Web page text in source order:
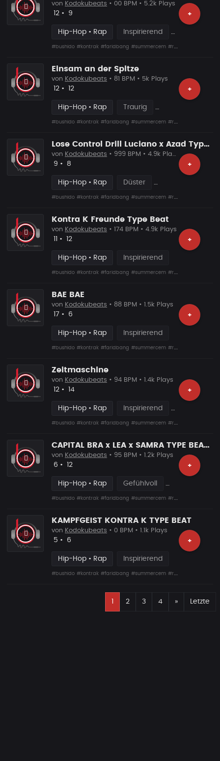
+
von Kodokubeats • 00 BPM • 5.2k Plays
Likes
12 • Vorgeschlagen
9
Hip-Hop • Rap Inspirierend
#bushido #kontrak #faridbang #summercem #rafcamora
Einsam an der Spitze
+
von Kodokubeats • 81 BPM • 5k Plays
Likes
12 • Vorgeschlagen
12
Hip-Hop • Rap Traurig
#bushido #kontrak #faridbang #summercem #rafcamora
Lose Control Drill Luciano x Azad Type Beat
+
von Kodokubeats • 999 BPM • 4.9k Plays
Likes
9 • Vorgeschlagen
8
Hip-Hop • Rap Düster
#bushido #kontrak #faridbang #summercem #rafcamora
Kontra K Freunde Type Beat
+
von Kodokubeats • 174 BPM • 4.9k Plays
Likes
• Vorgeschlagen
12
Hip-Hop • Rap Inspirierend
#bushido #kontrak #faridbang #summercem #rafcamora
BAE BAE
+
von Kodokubeats • 88 BPM • 1.5k Plays
Likes
17 • Vorgeschlagen
6
Hip-Hop • Rap Inspirierend
#bushido #kontrak #faridbang #summercem #rafcamora
Zeitmaschine
+
von Kodokubeats • 94 BPM • 1.4k Plays
Likes
12 • Vorgeschlagen
14
Hip-Hop • Rap Inspirierend
#bushido #kontrak #faridbang #summercem #rafcamora
CAPITAL BRA x LEA x SAMRA TYPE BEAT LIEBEN
+
von Kodokubeats • 95 BPM • 1.2k Plays
Likes
6 • Vorgeschlagen
12
Hip-Hop • Rap Gefühlvoll
#bushido #kontrak #faridbang #summercem #rafcamora
KAMPFGEIST KONTRA K TYPE BEAT
+
von Kodokubeats • 0 BPM • 1.1k Plays
Likes
5 • Vorgeschlagen
6
Hip-Hop • Rap Inspirierend
#bushido #kontrak #faridbang #summercem #rafcamora
2 3 4 »Nächste
Letzte